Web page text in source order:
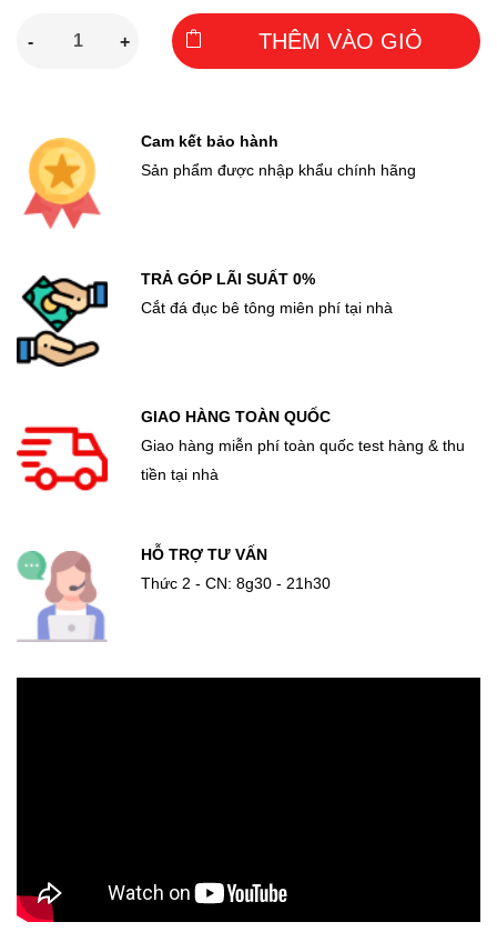
- + THÊM VÀO GIỎ
Cam kết bảo hành
Sản phẩm được nhập khẩu chính hãng
TRẢ GÓP LÃI SUẤT 0%
Cắt đá đục bê tông miên phí tại nhà
GIAO HÀNG TOÀN QUỐC
Giao hàng miễn phí toàn quốc test hàng & thu
tiền tại nhà
HỖ TRỢ TƯ VẤN
Thức 2 - CN: 8g30 - 21h30